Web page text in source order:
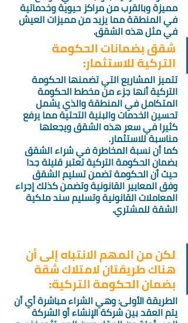
مميزة وبالقرب من مراكز حيوية وخدماتية
في المنطقة مما يزيد من مميزات العيش
في مثل هذه الشقق.
شقق بضمانات الحكومة
التركية للاستثمار:
تتميز المشاريع التي تضمنها الحكومة
التركية أنها جزء من مخطط الحكومة
المتكامل في المنطقة والذي يشمل
تحسين الخدمات والبنية التحتية مما يرفع
كثيرا في سعر هذه الشقق ويجعلها
مناسبة للاستثمار.
كما أن نسبة المخاطرة في شراء الشقق
بضمان الحكومة التركية تعتبر قليلة جدا
حيث أن الحكومة تضمن تسليم الشقق
وفق المعايير القانونية وتضمن كذلك إجراء
المعاملات القانونية وتسليم سند ملكية
الشقة للمشتري.
لكن من المهم الانتباه إلى أن
هناك طريقتان لامتلاك شقة
بضمان الحكومة التركية:
الطريقة الأولى: وهي الشراء مباشرة أي أن
يتم العقد بين شركة الإنشاء أو الشركة